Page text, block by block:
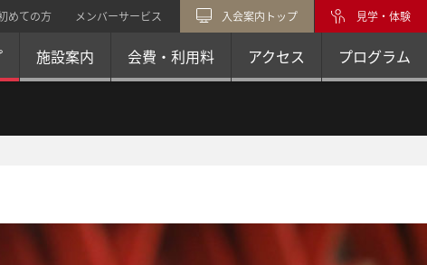
施設案内 会費・利用料 アクセス プログラム
めての方 メンバーサービス 入会案内トップ 見学・体験